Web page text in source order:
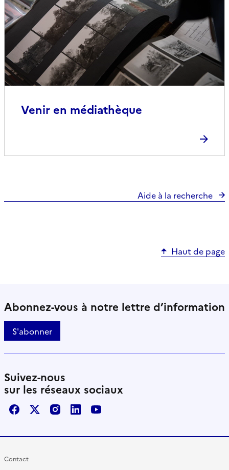
Venir en médiathèque
Aide à la recherche
Haut de page
Abonnez-vous à notre lettre d’information
S'abonner
Suivez-nous
sur les réseaux sociaux
FacebookX / TwitterInstagram
LinkedInYoutube
Contact